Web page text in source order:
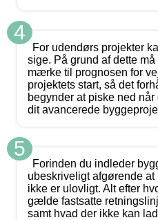
4
For udendørs projekter
sige. På grund af dette
mærke til prognosen for
projektets start, så det
begynder at piske ned
dit avancerede
5
Forinden du indleder
ubeskriveligt afgørende
ikke er ulovligt. Alt efter
gælde fastsatte
samt hvad der ikke kan